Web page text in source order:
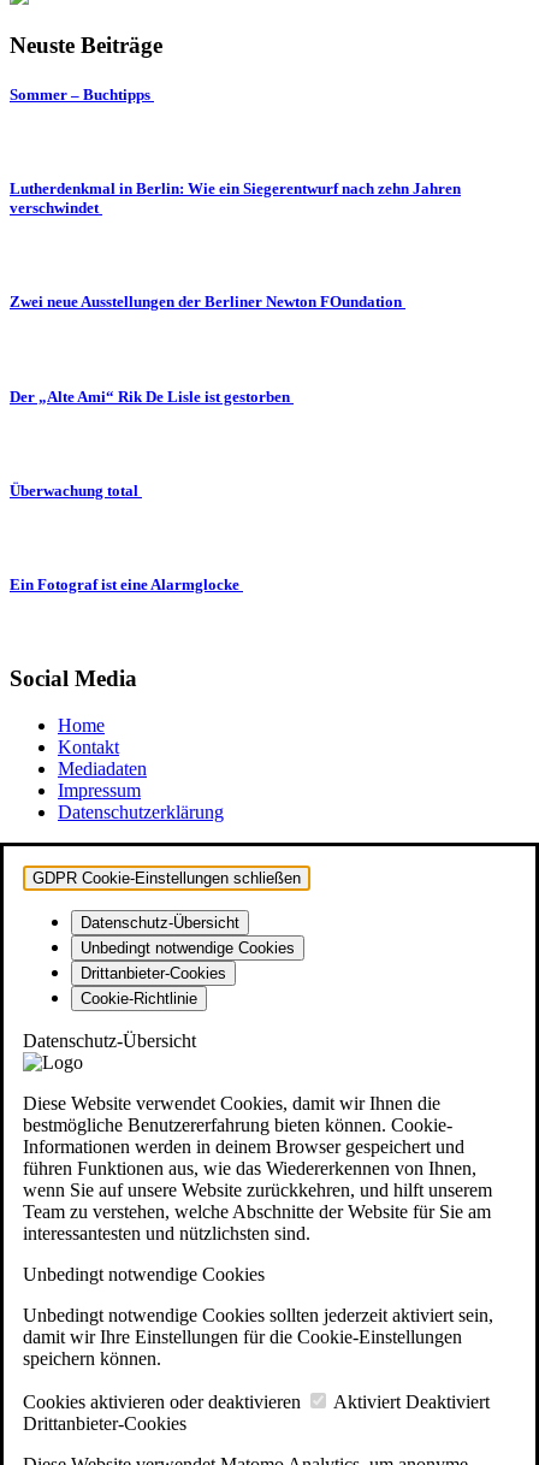
Neuste Beiträge
Sommer – Buchtipps
Lutherdenkmal in Berlin: Wie ein Siegerentwurf nach zehn Jahren
verschwindet
Zwei neue Ausstellungen der Berliner Newton FOundation
Der „Alte Ami“ Rik De Lisle ist gestorben
Überwachung total
Ein Fotograf ist eine Alarmglocke
Social Media
Home
Kontakt
Mediadaten
Impressum
Datenschutzerklärung
GDPR Cookie-Einstellungen schließen
Datenschutz-Übersicht
Unbedingt notwendige Cookies
Drittanbieter-Cookies
Cookie-Richtlinie
Datenschutz-Übersicht
Diese Website verwendet Cookies, damit wir Ihnen die
bestmögliche Benutzererfahrung bieten können. Cookie-
Informationen werden in deinem Browser gespeichert und
führen Funktionen aus, wie das Wiedererkennen von Ihnen,
wenn Sie auf unsere Website zurückkehren, und hilft unserem
Team zu verstehen, welche Abschnitte der Website für Sie am
interessantesten und nützlichsten sind.
Unbedingt notwendige Cookies
Unbedingt notwendige Cookies sollten jederzeit aktiviert sein,
damit wir Ihre Einstellungen für die Cookie-Einstellungen
speichern können.
Cookies aktivieren oder deaktivieren Aktiviert Deaktiviert
Drittanbieter-Cookies